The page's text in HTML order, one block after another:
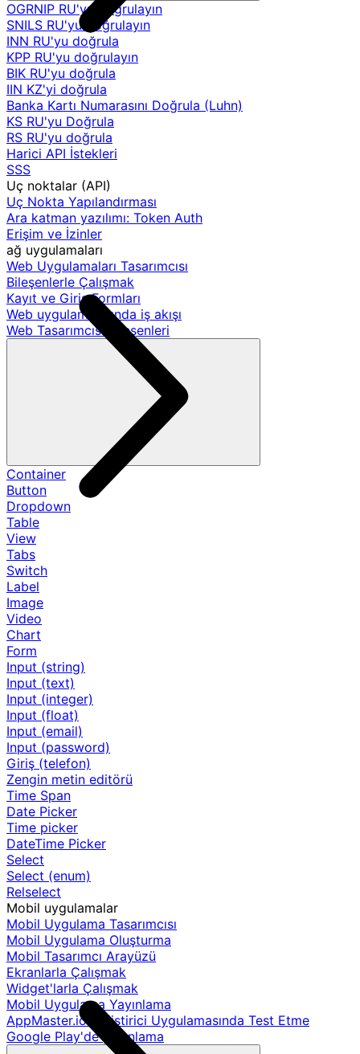
OGRNIP RU'yu doğrulayın
SNILS RU'yu doğrulayın
INN RU'yu doğrula
KPP RU'yu doğrulayın
BIK RU'yu doğrula
IIN KZ'yi doğrula
Banka Kartı Numarasını Doğrula (Luhn)
KS RU'yu Doğrula
RS RU'yu doğrula
Harici API İstekleri
SSS
Uç noktalar (API)
Uç Nokta Yapılandırması
Ara katman yazılımı: Token Auth
Erişim ve İzinler
ağ uygulamaları
Web Uygulamaları Tasarımcısı
Bileşenlerle Çalışmak
Kayıt ve Giriş Formları
Web uygulamalarında iş akışı
Web Tasarımcısı Bileşenleri
Container
Button
Dropdown
Table
View
Tabs
Switch
Label
Image
Video
Chart
Form
Input (string)
Input (text)
Input (integer)
Input (float)
Input (email)
Input (password)
Giriş (telefon)
Zengin metin editörü
Time Span
Date Picker
Time picker
DateTime Picker
Select
Select (enum)
Relselect
Mobil uygulamalar
Mobil Uygulama Tasarımcısı
Mobil Uygulama Oluşturma
Mobil Tasarımcı Arayüzü
Ekranlarla Çalışmak
Widget'larla Çalışmak
Mobil Uygulama Yayınlama
AppMaster.io Geliştirici Uygulamasında Test Etme
Google Play'de yayınlama